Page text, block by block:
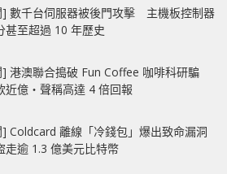
] 數千台伺服器被後門攻擊 主機板控制器
甚至超過 10 年歷史
] 港澳聯合搗破 Fun Coffee 咖啡科研騙
億‧聲稱高達 4 倍回報
] Coldcard 離線「冷錢包」爆出致命漏洞
走逾 1.3 億美元比特幣